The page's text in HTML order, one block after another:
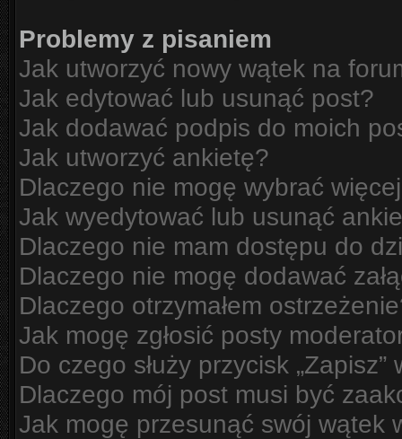
Problemy z pisaniem
Jak utworzyć nowy wątek na
Jak edytować lub usunąć post?
Jak dodawać podpis do moich
Jak utworzyć ankietę?
Dlaczego nie mogę wybrać
Jak wyedytować lub usunąć
Dlaczego nie mam dostępu do
Dlaczego nie mogę dodawać
Dlaczego otrzymałem
Jak mogę zgłosić posty
Do czego służy przycisk
Dlaczego mój post musi być
Jak mogę przesunąć swój wątek